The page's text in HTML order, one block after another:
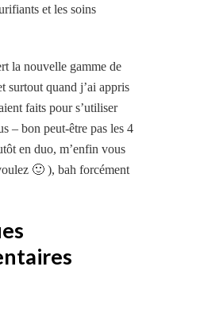
et les soins
la nouvelle gamme de
surtout quand j’ai appris
faits pour s’utiliser
– bon peut-être pas les 4
en duo, m’enfin vous
🙂 ), bah forcément